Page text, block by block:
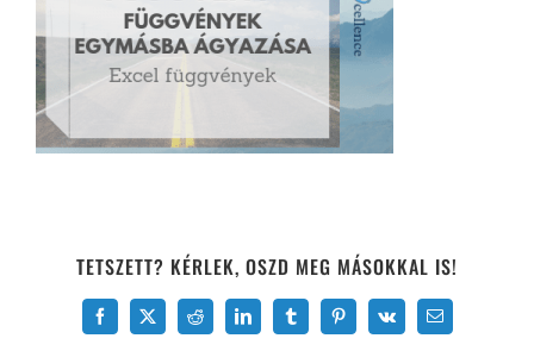
TETSZETT? KÉRLEK, OSZD MEG MÁSOKKAL IS!
Facebook
X Reddit LinkedInTumblrPinterest
Vk Email: